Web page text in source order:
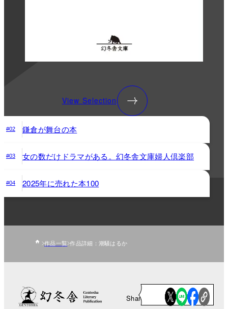
View Selection
#02 鎌倉が舞台の本
#03 女の数だけドラマがある。幻冬舎文庫婦人倶楽部
#04 2025年に売れた本100
作品一覧 作品詳細：潮騒はるか
Share